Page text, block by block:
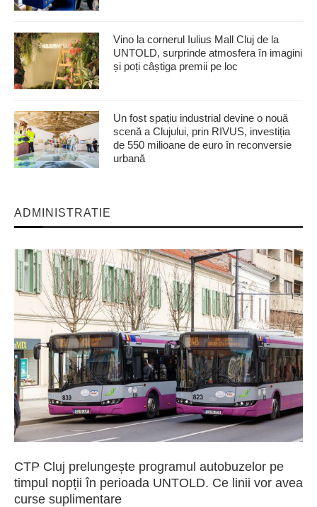
Vino la cornerul Iulius Mall Cluj de la
UNTOLD, surprinde atmosfera în imagini
și poți câștiga premii pe loc
Un fost spațiu industrial devine o nouă
scenă a Clujului, prin RIVUS, investiția
de 550 milioane de euro în reconversie
urbană
ADMINISTRATIE
CTP Cluj prelungește programul autobuzelor pe
timpul nopții în perioada UNTOLD. Ce linii vor avea
curse suplimentare